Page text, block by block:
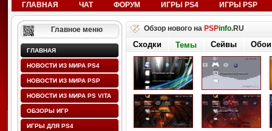
ГЛАВНАЯ ЧАТ ФОРУМ ИГРЫ PS4 ИГРЫ PSP
Главное меню
ГЛАВНАЯ
НОВОСТИ ИЗ МИРА PS4
НОВОСТИ ИЗ МИРА PSP
НОВОСТИ ИЗ МИРА PS VITA
ОБЗОРЫ ИГР
ИГРЫ ДЛЯ PS4
Обзор нового на PSPinfo.RU
Сходки Темы Сейвы Обои